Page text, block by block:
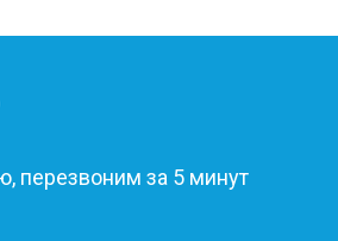
перезвоним за 5 минут